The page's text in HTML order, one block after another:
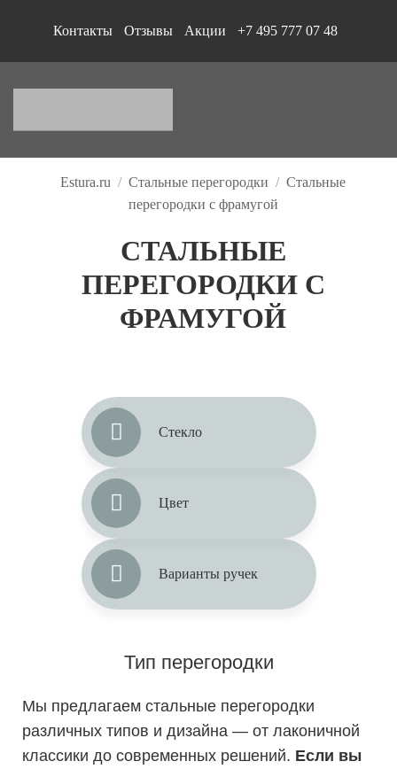
Контакты Отзывы Акции +7 495 777 07 48
Estura.ru / Стальные перегородки /Стальные
перегородки с фрамугой
СТАЛЬНЫЕ
ПЕРЕГОРОДКИ С
ФРАМУГОЙ
Стекло
Цвет
Варианты ручек
Тип перегородки
Мы предлагаем стальные перегородки
различных типов и дизайна — от лаконичной
классики до современных решений. Если вы